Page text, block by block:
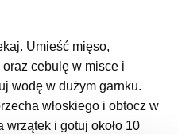
Umieść mięso,
oraz cebulę w misce i
wodę w dużym garnku.
włoskiego i obtocz w
i gotuj około 10